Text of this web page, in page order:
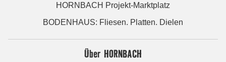
HORNBACH Projekt-Marktplatz
BODENHAUS: Fliesen. Platten. Dielen
Über HORNBACH